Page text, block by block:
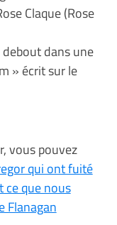
Claque (Rose
dans une
» écrit sur le
vous pouvez
qui ont fuité
ce que nous
Flanagan